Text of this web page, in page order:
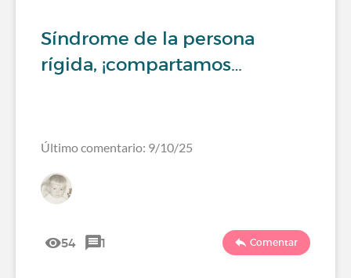
Síndrome de la persona
rígida, ¡compartamos…
Último comentario: 9/10/25
54 1 Comentar